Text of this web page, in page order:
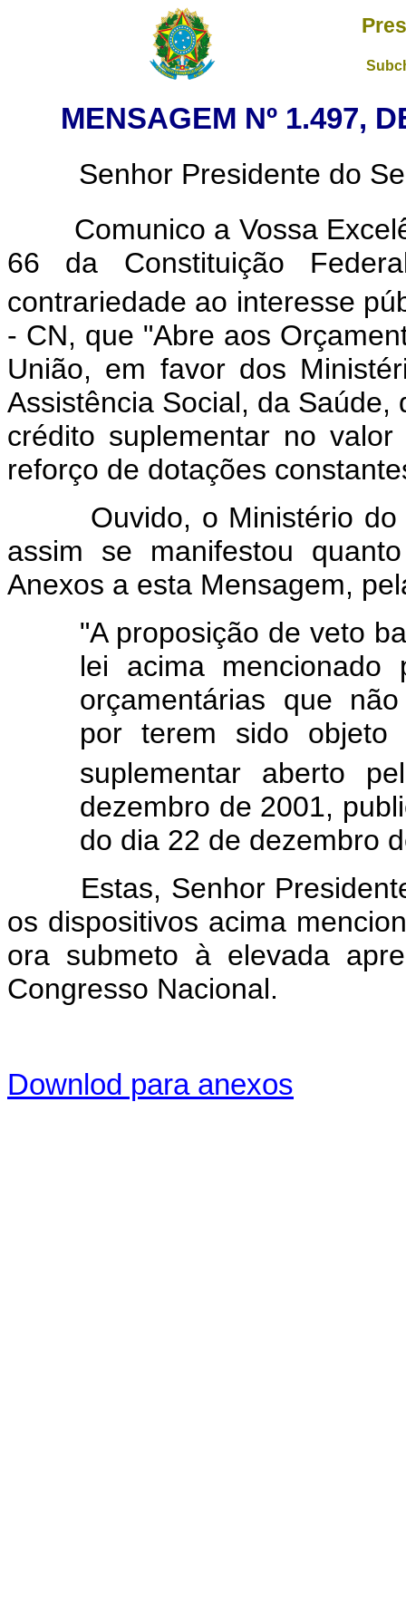
MENSAGEM Nº 1.497,
Senhor Presidente do
Comunico a Vossa
66 da Constituição
contrariedade ao interesse
- CN, que "Abre aos
União, em favor dos
Assistência Social, da
crédito suplementar no
reforço de dotações
Ouvido, o Ministério do
assim se manifestou
Anexos a esta Mensagem,
"A proposição de veto
lei acima mencionado
orçamentárias que
por terem sido objeto
suplementar aberto
dezembro de 2001,
do dia 22 de dezembro
Estas, Senhor
os dispositivos acima
ora submeto à elevada
Congresso Nacional.
Downlod para anexos